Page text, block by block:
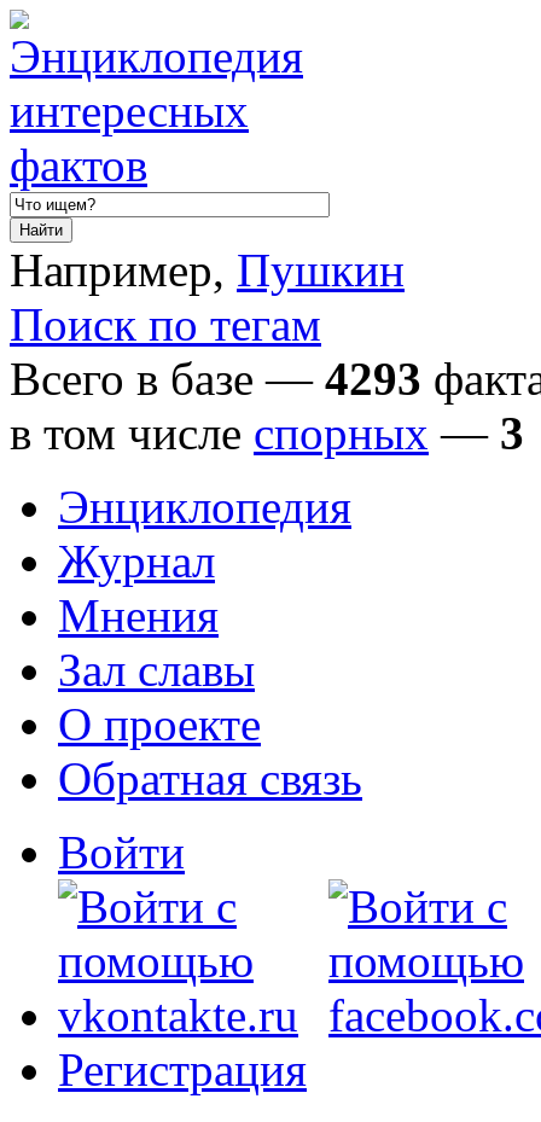
Например, Пушкин
Поиск по тегам
Всего в базе — 4293
в том числе спорных — 3
Энциклопедия
Журнал
Мнения
Зал славы
О проекте
Обратная связь
Войти
Регистрация